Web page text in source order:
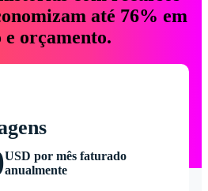
até 76% em
e orçamento.
USD por mês faturado
anualmente